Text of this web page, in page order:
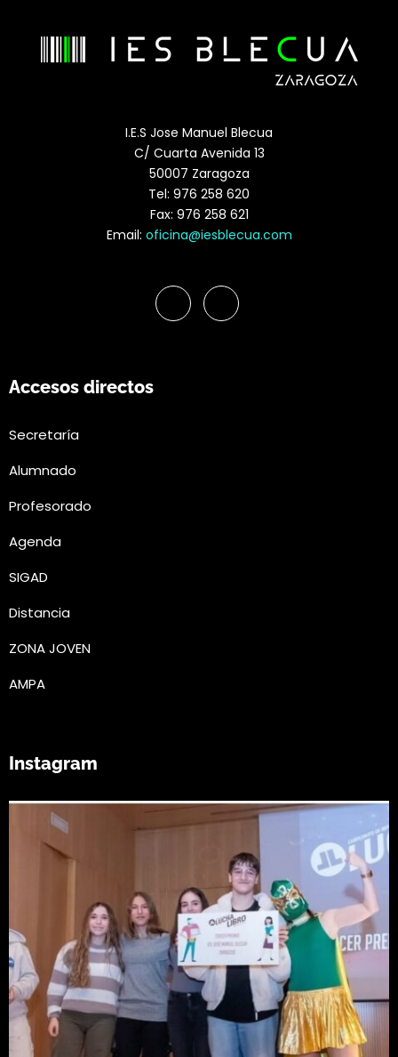
I.E.S Jose Manuel Blecua
C/ Cuarta Avenida 13
50007 Zaragoza
Tel: 976 258 620
Fax: 976 258 621
Email: oficina@iesblecua.com
Accesos directos
Secretaría
Alumnado
Profesorado
Agenda
SIGAD
Distancia
ZONA JOVEN
AMPA
Instagram